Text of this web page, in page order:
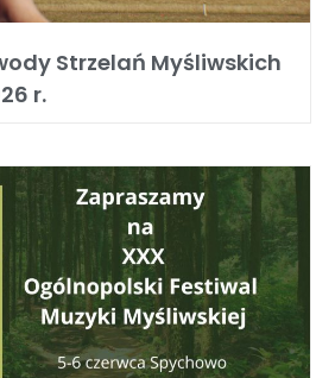
Strzelań Myśliwskich
r.